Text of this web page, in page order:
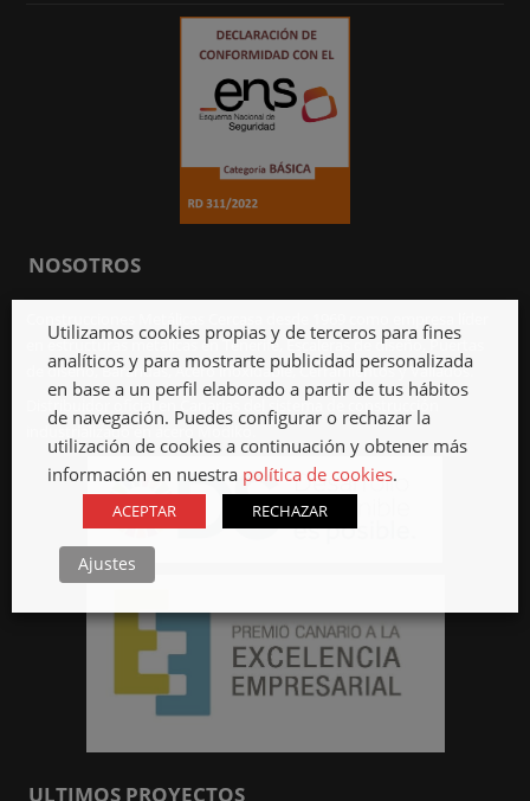
NOSOTROS
en estructuras metálicas en Tenerife, Escaleras de diseño, Puertas
de diseño, Barandas, Acero inoxidable, Cerramientos y Vallados.
Distribuidor oficial en Canarias del sistema de construcción
industrializado en acero Modiko.
ULTIMOS PROYECTOS
Utilizamos cookies propias y de terceros para fines
analíticos y para mostrarte publicidad personalizada
en base a un perfil elaborado a partir de tus hábitos
de navegación. Puedes configurar o rechazar la
utilización de cookies a continuación y obtener más
información en nuestra política de cookies.
ACEPTAR RECHAZAR
Ajustes